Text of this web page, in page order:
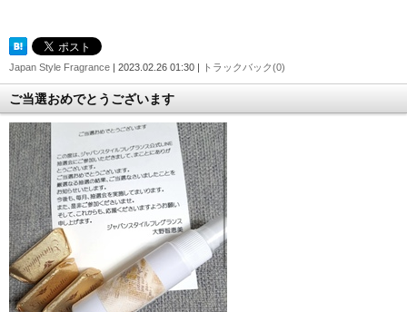
Japan Style Fragrance | 2023.02.26 01:30 | トラックバック(0)
ご当選おめでとうございます